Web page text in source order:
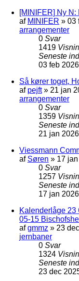
[MINIFER] Ny
af MINIFER » 03
arrangementer
0 Svar
1419
Seneste
03 feb
Så kører toget,
af pejft» 21 jan
arrangementer
0 Svar
1359
Seneste
21 jan
Viessmann
af Søren » 17
0 Svar
1257
Seneste
17 jan
Kalenderlåge 23
05-15
afgmmz » 23
jernbaner
0 Svar
1324
Seneste
23 dec